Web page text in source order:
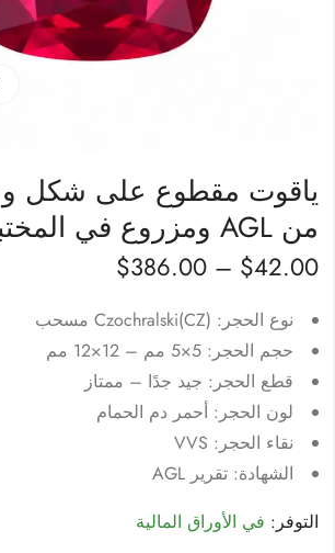
ياقوت مقطوع على شكل
من AGL ومزروع في المختبر
$42.00
–
$386.00
نوع الحجر: Czochralski(CZ) مسحب
حجم الحجر: 5×5 مم – 12×12 مم
قطع الحجر: جيد جدًا – ممتاز
لون الحجر: أحمر دم الحمام
نقاء الحجر: VVS
الشهادة: تقرير AGL
التوفر: في الأوراق المالية